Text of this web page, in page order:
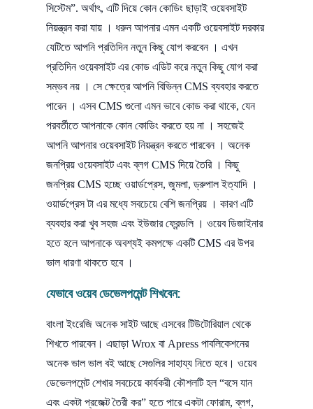
সিস্টেম”. অর্থাৎ, এটি দিয়ে কোন কোডিং ছাড়াই ওয়েবসাইট
নিয়ন্ত্রন করা যায় । ধরুন আপনার এমন একটি ওয়েবসাইট দরকার
যেটিতে আপনি প্রতিদিন নতুন কিছু যোগ করবেন । এখন
প্রতিদিন ওয়েবসাইট এর কোড এডিট করে নতুন কিছু যোগ করা
সম্ভব নয় । সে ক্ষেত্রে আপনি বিভিন্ন CMS ব্যবহার করতে
পারেন । এসব CMS গুলো এমন ভাবে কোড করা থাকে, যেন
পরবর্তীতে আপনাকে কোন কোডিং করতে হয় না । সহজেই
আপনি আপনার ওয়েবসাইট নিয়ন্ত্রন করতে পারবেন । অনেক
জনপ্রিয় ওয়েবসাইট এবং ব্লগ CMS দিয়ে তৈরি । কিছু
জনপ্রিয় CMS হচ্ছে ওয়ার্ডপ্রেস, জুমলা, ড্রুপাল ইত্যাদি ।
ওয়ার্ডপ্রেস টা এর মধ্যে সবচেয়ে বেশি জনপ্রিয় । কারণ এটি
ব্যবহার করা খুব সহজ এবং ইউজার ফ্রেন্ডলি । ওয়েব ডিজাইনার
হতে হলে আপনাকে অবশ্যই কমপক্ষে একটি CMS এর উপর
ভাল ধারণা থাকতে হবে ।
যেভাবে ওয়েব ডেভেলপমেন্ট শিখবেন:
বাংলা ইংরেজি অনেক সাইট আছে এসবের টিউটোরিয়াল থেকে
শিখতে পারবেন। এছাড়া Wrox বা Apress পাবলিকেশনের
অনেক ভাল ভাল বই আছে সেগুলির সাহায্য নিতে হবে। ওয়েব
ডেভেলপমেন্ট শেখার সবচেয়ে কার্যকরী কৌশলটি হল “বসে যান
এবং একটা প্রজেক্ট তৈরী কর” হতে পারে একটা ফোরাম, ব্লগ,